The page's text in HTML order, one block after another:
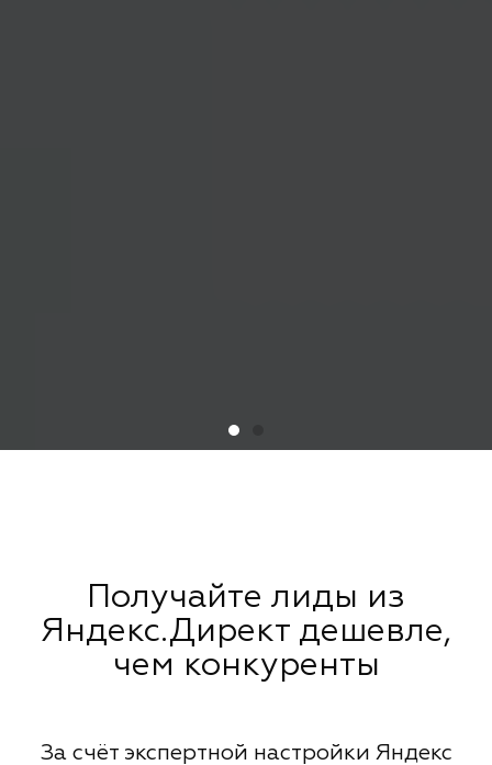
Получайте лиды из
Яндекс.Директ дешевле,
чем конкуренты
За счёт экспертной настройки Яндекс